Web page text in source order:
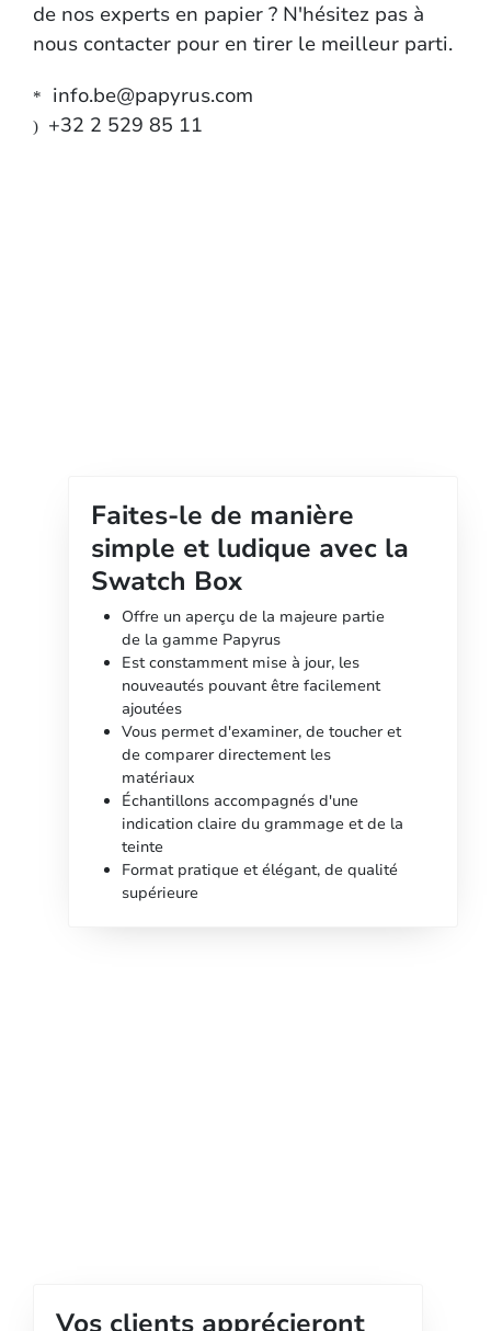
de nos experts en papier ? N'hésitez pas à
nous contacter pour en tirer le meilleur parti.
* info.be@papyrus.com
) +32 2 529 85 11
Faites-le de manière
simple et ludique avec la
Swatch Box
Offre un aperçu de la majeure partie
de la gamme Papyrus
Est constamment mise à jour, les
nouveautés pouvant être facilement
ajoutées
Vous permet d'examiner, de toucher et
de comparer directement les
matériaux
Échantillons accompagnés d'une
indication claire du grammage et de la
teinte
Format pratique et élégant, de qualité
supérieure
Vos clients apprécieront